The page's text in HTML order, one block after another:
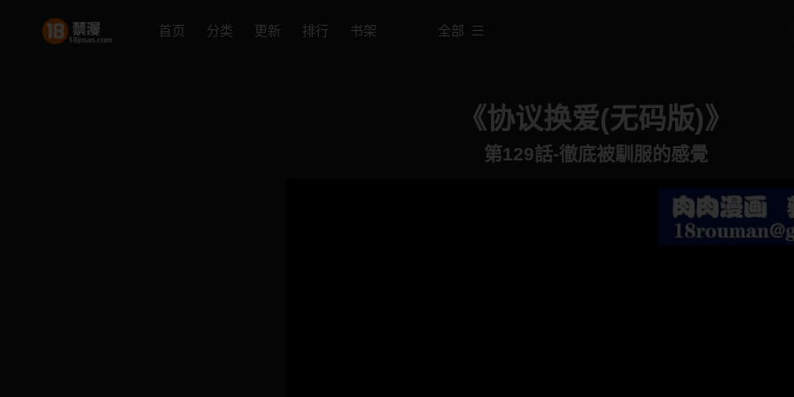
首页 分类 更新 排行 书架 全部
《协议换爱(无码版)》
第129話-徹底被馴服的感覺